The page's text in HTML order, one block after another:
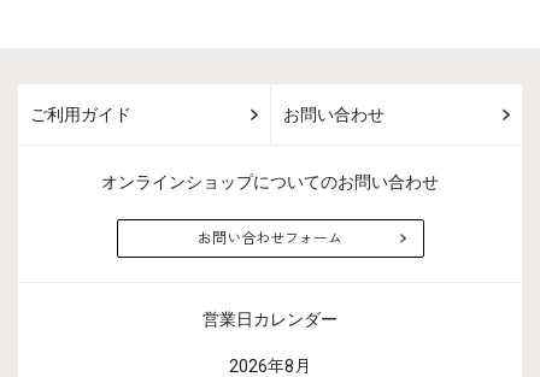
コート 50代 アンサンブル 50代 洗える 50代
ご利用ガイド お問い合わせ
オンラインショップについてのお問い合わせ
お問い合わせフォーム
営業日カレンダー
2026年8月